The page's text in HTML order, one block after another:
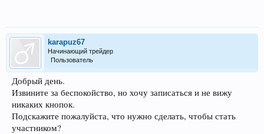
karapuz67
Начинающий трейдер
Пользователь
Добрый день.
Извините за беспокойство, но хочу записаться и не вижу
никаких кнопок.
Подскажите пожалуйста, что нужно сделать, чтобы стать
участником?